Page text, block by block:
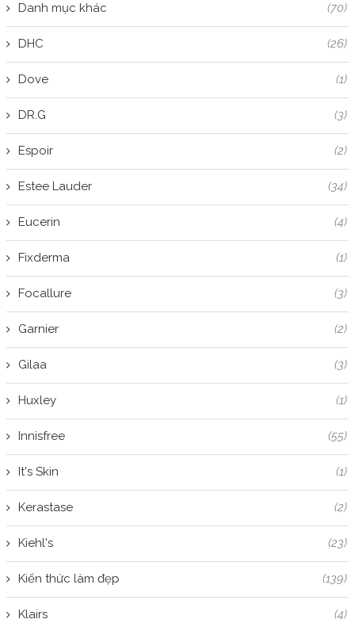
Danh mục khác (70)
DHC (26)
Dove (1)
DR.G (3)
Espoir (2)
Estee Lauder (34)
Eucerin (4)
Fixderma (1)
Focallure (3)
Garnier (2)
Gilaa (3)
Huxley (1)
Innisfree (55)
It's Skin (1)
Kerastase (2)
Kiehl's (23)
Kiến thức làm đẹp (139)
Klairs (4)